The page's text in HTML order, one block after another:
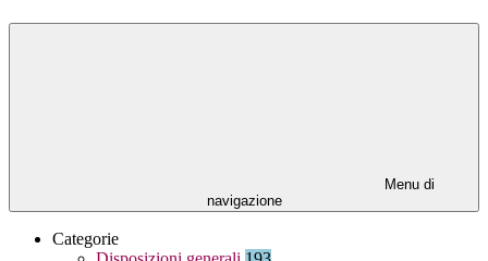
Menu di
navigazione
Categorie